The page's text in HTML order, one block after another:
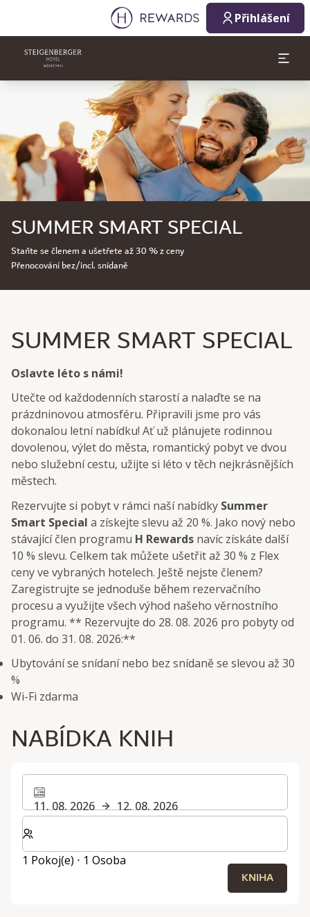
Přihlášení
SUMMER SMART SPECIAL
Staňte se členem a ušetřete až 30 % z ceny
Přenocování bez/incl. snídaně
SUMMER SMART SPECIAL
Oslavte léto s námi!
Utečte od každodenních starostí a nalaďte se na
prázdninovou atmosféru. Připravili jsme pro vás
dokonalou letní nabídku! Ať už plánujete rodinnou
dovolenou, výlet do města, romantický pobyt ve dvou
nebo služební cestu, užijte si léto v těch nejkrásnějších
městech.
Rezervujte si pobyt v rámci naší nabídky Summer
Smart Special a získejte slevu až 20 %. Jako nový nebo
stávající člen programu H Rewards navíc získáte další
10 % slevu. Celkem tak můžete ušetřit až 30 % z Flex
ceny ve vybraných hotelech. Ještě nejste členem?
Zaregistrujte se jednoduše během rezervačního
procesu a využijte všech výhod našeho věrnostního
programu. ** Rezervujte do 28. 08. 2026 pro pobyty od
01. 06. do 31. 08. 2026:**
Ubytování se snídaní nebo bez snídaně se slevou až 30
%
Wi-Fi zdarma
NABÍDKA KNIH
11. 08. 2026
12. 08. 2026
Zvolte počet pokojů a hostů pro svůj pobyt
1 Pokoj(e) ⋅ 1 Osoba
KNIHA